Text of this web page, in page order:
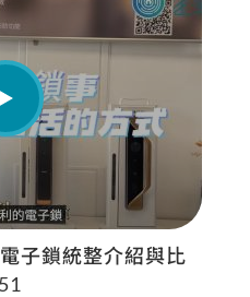
子鎖統整介紹與比